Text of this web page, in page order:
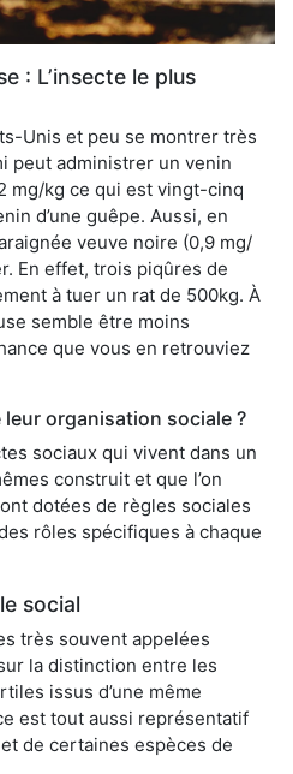
: L’insecte le plus
Unis et peu se montrer très
peut administrer un venin
mg/kg ce qui est vingt-cinq
d’une guêpe. Aussi, en
veuve noire (0,9 mg/
En effet, trois piqûres de
à tuer un rat de 500kg. À
semble être moins
que vous en retrouviez
organisation sociale ?
sociaux qui vivent dans un
construit et que l’on
dotées de règles sociales
rôles spécifiques à chaque
social
très souvent appelées
la distinction entre les
issus d’une même
est tout aussi représentatif
de certaines espèces de